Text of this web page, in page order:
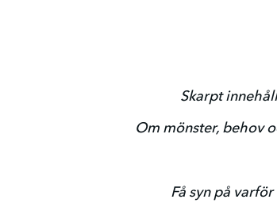
Skarpt
Om mönster, behov
Få syn på